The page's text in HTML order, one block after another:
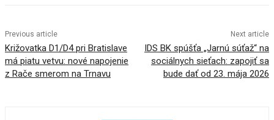
Previous article
Križovatka D1/D4 pri Bratislave
má piatu vetvu: nové napojenie
z Rače smerom na Trnavu
Next article
IDS BK spúšťa „Jarnú súťaž“ na
sociálnych sieťach: zapojiť sa
bude dať od 23. mája 2026